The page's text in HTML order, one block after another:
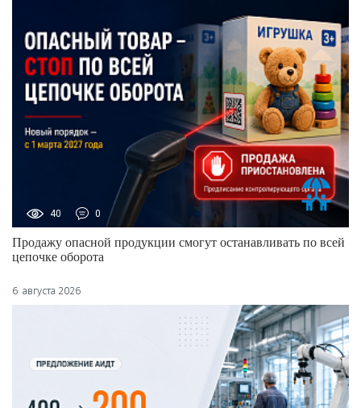
40 0
Продажу опасной продукции смогут останавливать по всей
цепочке оборота
6 августа 2026